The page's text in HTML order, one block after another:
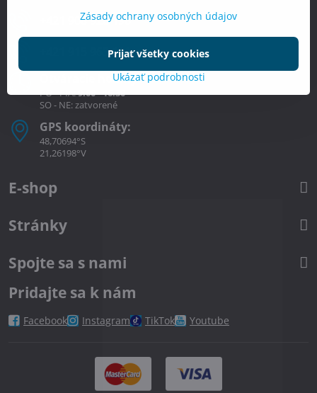
+421 908 926 196
+421 915 963 111
Otváracie hodiny
PO - PIA:9.00 - 16.30
SO - NE: zatvorené
GPS koordináty:
48,70694°S
21,26198°V
E-shop
Stránky
Spojte sa s nami
Pridajte sa k nám
Facebook Instagram TikTok Youtube
Zásady ochrany osobných údajov
Ukázať podrobnosti
Prijať všetky cookies